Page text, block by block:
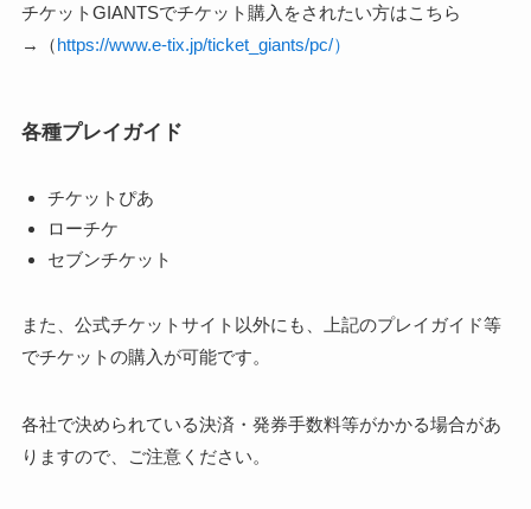
チケットGIANTSでチケット購入をされたい方はこちら
→（https://www.e-tix.jp/ticket_giants/pc/）
各種プレイガイド
チケットぴあ
ローチケ
セブンチケット
また、公式チケットサイト以外にも、上記のプレイガイド等
でチケットの購入が可能です。
各社で決められている決済・発券手数料等がかかる場合があ
りますので、ご注意ください。